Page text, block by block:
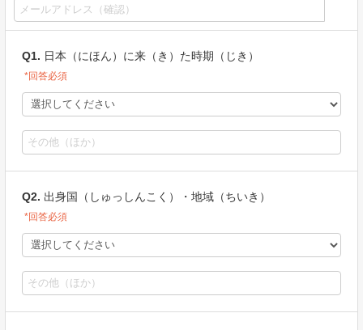
Q1. 日本（にほん）に来（き）た時期（じき）
*回答必須
Q2. 出身国（しゅっしんこく）・地域（ちいき）
*回答必須